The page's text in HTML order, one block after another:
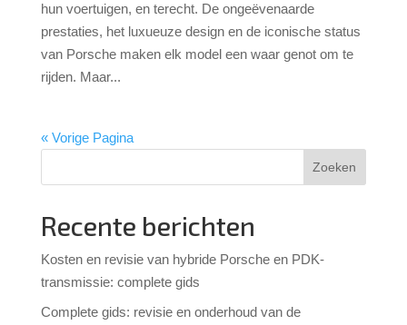
hun voertuigen, en terecht. De ongeëvenaarde
prestaties, het luxueuze design en de iconische status
van Porsche maken elk model een waar genot om te
rijden. Maar...
« Vorige Pagina
Zoeken
Recente berichten
Kosten en revisie van hybride Porsche en PDK-
transmissie: complete gids
Complete gids: revisie en onderhoud van de